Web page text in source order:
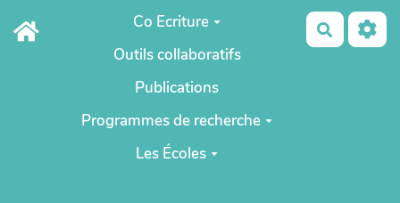
Co Ecriture
Outils collaboratifs
Publications
Programmes de recherche
Les Écoles